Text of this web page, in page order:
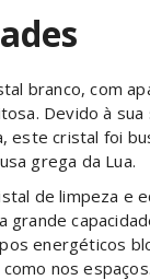
branco, com
Devido à sua
este cristal foi
grega da Lua.
de limpeza e
grande
energéticos
nos espaços.